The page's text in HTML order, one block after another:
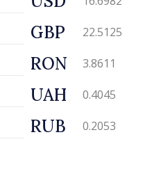
GBP 22.5125
RON 3.8611
UAH 0.4045
RUB 0.2053